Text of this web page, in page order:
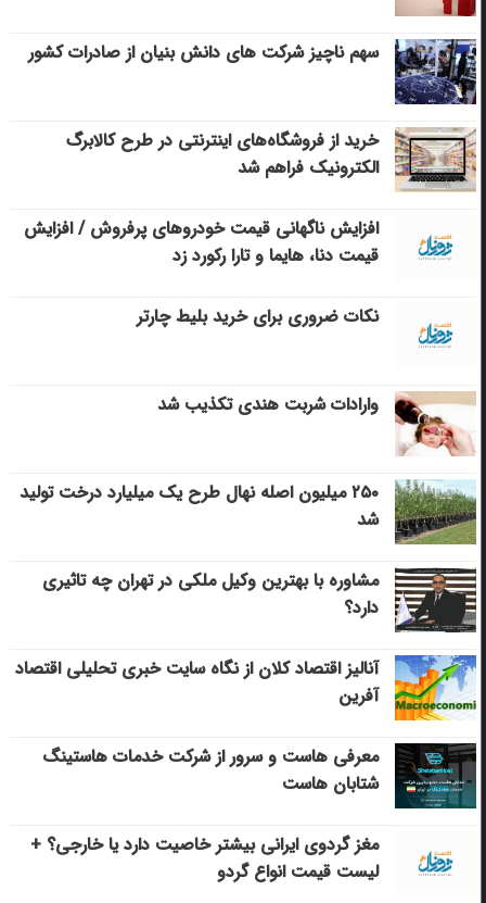
سهم ناچیز شرکت های دانش بنیان از صادرات کشور
خرید از فروشگاه‌های اینترنتی در طرح کالابرگ
الکترونیک فراهم شد
افزایش ناگهانی قیمت خودروهای پرفروش / افزایش
قیمت دنا، هایما و تارا رکورد زد
نکات ضروری برای خرید بلیط چارتر
وارادات شربت هندی تکذیب شد
۲۵۰ میلیون اصله نهال طرح یک میلیارد درخت تولید
شد
مشاوره با بهترین وکیل ملکی در تهران چه تاثیری
دارد؟
آنالیز اقتصاد کلان از نگاه سایت خبری تحلیلی اقتصاد
آفرین
معرفی هاست و سرور از شرکت خدمات هاستینگ
شتابان هاست
مغز گردوی ایرانی بیشتر خاصیت دارد یا خارجی؟ +
لیست قیمت انواع گردو